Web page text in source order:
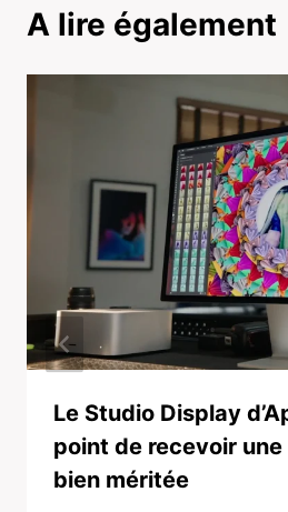
A lire également
Le Studio Display
point de recevoir une
bien méritée